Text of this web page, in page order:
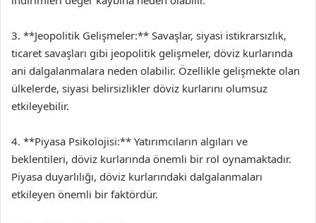
3. **Jeopolitik Gelişmeler:** Savaşlar, siyasi istikrarsızlık,
ticaret savaşları gibi jeopolitik gelişmeler, döviz kurlarında
ani dalgalanmalara neden olabilir. Özellikle gelişmekte olan
ülkelerde, siyasi belirsizlikler döviz kurlarını olumsuz
etkileyebilir.
4. **Piyasa Psikolojisi:** Yatırımcıların algıları ve
beklentileri, döviz kurlarında önemli bir rol oynamaktadır.
Piyasa duyarlılığı, döviz kurlarındaki dalgalanmaları
etkileyen önemli bir faktördür.